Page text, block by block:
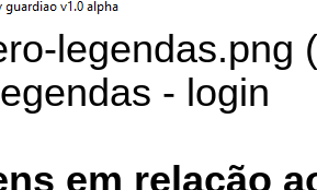
legendas.png
- login
em relação